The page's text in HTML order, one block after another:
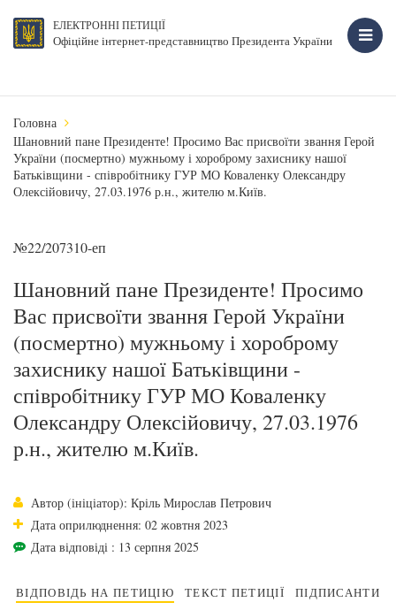
ЕЛЕКТРОННІ ПЕТИЦІЇ
Офіційне інтернет-представництво Президента України
Головна
Шановний пане Президенте! Просимо Вас присвоїти звання Герой
України (посмертно) мужньому і хороброму захиснику нашої
Батьківщини - співробітнику ГУР МО Коваленку Олександру
Олексійовичу, 27.03.1976 р.н., жителю м.Київ.
№22/207310-еп
Шановний пане Президенте! Просимо
Вас присвоїти звання Герой України
(посмертно) мужньому і хороброму
захиснику нашої Батьківщини -
співробітнику ГУР МО Коваленку
Олександру Олексійовичу, 27.03.1976
р.н., жителю м.Київ.
Автор (ініціатор): Кріль Мирослав Петрович
Дата оприлюднення: 02 жовтня 2023
Дата відповіді : 13 серпня 2025
ВІДПОВІДЬ НА ПЕТИЦІЮ ТЕКСТ ПЕТИЦІЇ ПІДПИСАНТИ